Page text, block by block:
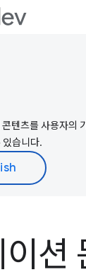
텐츠를 사용자의
있습니다.
션